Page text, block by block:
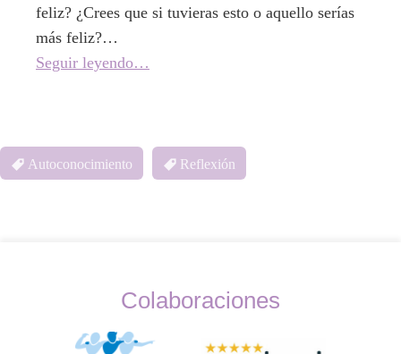
feliz? ¿Crees que si tuvieras esto o aquello serías
más feliz?…
Seguir leyendo…
Autoconocimiento Reflexión
Colaboraciones